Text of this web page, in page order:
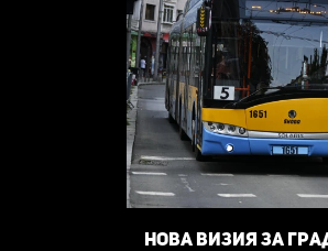
Нова визия за